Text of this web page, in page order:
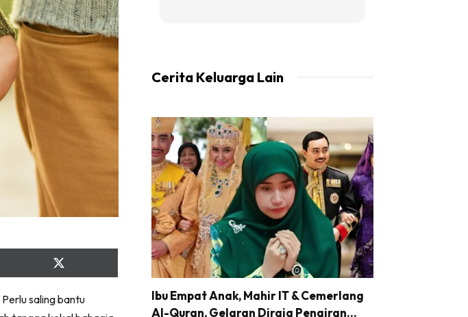
Share
on
(Twitter)
saling bantu
Cerita Keluarga Lain
Ibu Empat Anak, Mahir IT & Cemerlang
Al-Quran, Gelaran Diraja Pengiran...